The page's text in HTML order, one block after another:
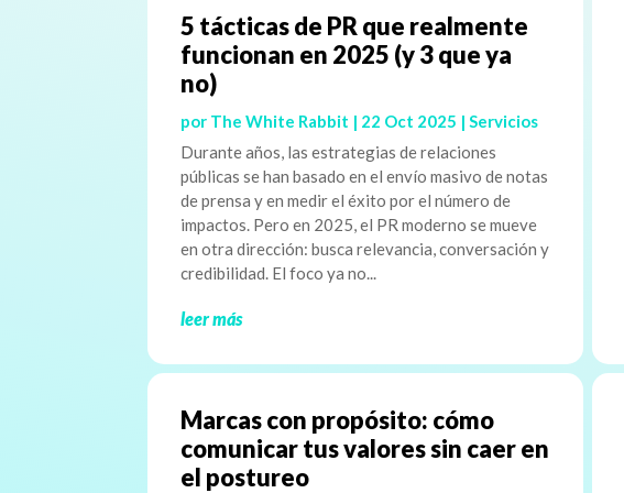
5 tácticas de PR que realmente
funcionan en 2025 (y 3 que ya
no)
por The White Rabbit | 22 Oct 2025 | Servicios
Durante años, las estrategias de relaciones
públicas se han basado en el envío masivo de notas
de prensa y en medir el éxito por el número de
impactos. Pero en 2025, el PR moderno se mueve
en otra dirección: busca relevancia, conversación y
credibilidad. El foco ya no...
leer más
Marcas con propósito: cómo
comunicar tus valores sin caer en
el postureo